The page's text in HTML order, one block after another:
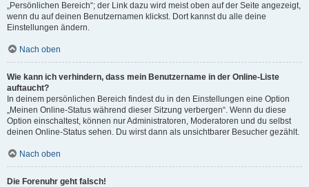
„Persönlichen Bereich“; der Link dazu wird meist oben auf der Seite angezeigt,
wenn du auf deinen Benutzernamen klickst. Dort kannst du alle deine
Einstellungen ändern.
Nach oben
Wie kann ich verhindern, dass mein Benutzername in der Online-Liste
auftaucht?
In deinem persönlichen Bereich findest du in den Einstellungen eine Option
„Meinen Online-Status während dieser Sitzung verbergen“. Wenn du diese
Option einschaltest, können nur Administratoren, Moderatoren und du selbst
deinen Online-Status sehen. Du wirst dann als unsichtbarer Besucher gezählt.
Nach oben
Die Forenuhr geht falsch!